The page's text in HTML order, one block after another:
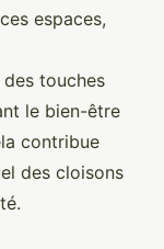
espaces,
touches
le bien-être
contribue
des cloisons